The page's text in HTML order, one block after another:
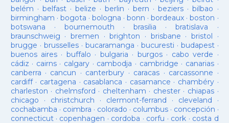
belém · belfast· belize · berlin ·bern ·beziers ·bilbao ·
birmingham · bogota · bologna ·bonn ·bordeaux ·boston ·
botswana · bournemouth ·brasilia ·bratislava ·
braunschweig · bremen ·brighton · brisbane · bristol ·
brugge · brusselles· bucaramanga · bucuresti · budapest·
buenos aires· buffalo · bulgaria · burgos· cabo verde ·
cádiz · cairns· calgary · cambodja · cambridge · canarias·
canberra · cancun · canterbury · caracas · carcassonne ·
cardiff· cartagena · casablanca · casamance · chambéry·
charleston · chelmsford · cheltenham · chester· chiapas ·
chicago · christchurch · clermont-ferrand · cleveland ·
cochabamba · coimbra · colorado · columbus· concepción ·
connecticut· copenhagen · cordoba · corfu · cork · costa d